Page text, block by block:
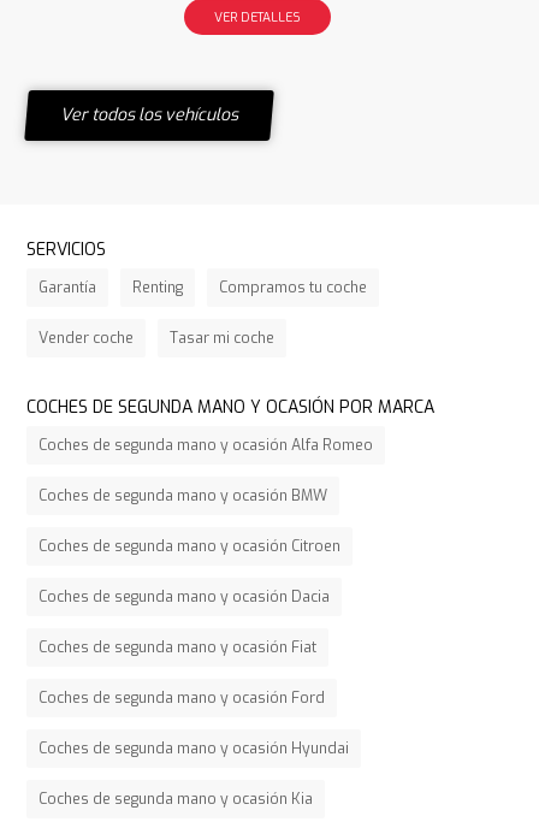
VER DETALLES
Ver todos los vehículos
SERVICIOS
Garantía Renting Compramos tu coche
Vender coche Tasar mi coche
COCHES DE SEGUNDA MANO Y OCASIÓN POR MARCA
Coches de segunda mano y ocasión Alfa Romeo
Coches de segunda mano y ocasión BMW
Coches de segunda mano y ocasión Citroen
Coches de segunda mano y ocasión Dacia
Coches de segunda mano y ocasión Fiat
Coches de segunda mano y ocasión Ford
Coches de segunda mano y ocasión Hyundai
Coches de segunda mano y ocasión Kia